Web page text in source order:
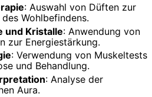
: Auswahl von Düften zur
Wohlbefindens.
und Kristalle: Anwendung von
zur Energiestärkung.
: Verwendung von Muskeltests
und Behandlung.
: Analyse der
Aura.